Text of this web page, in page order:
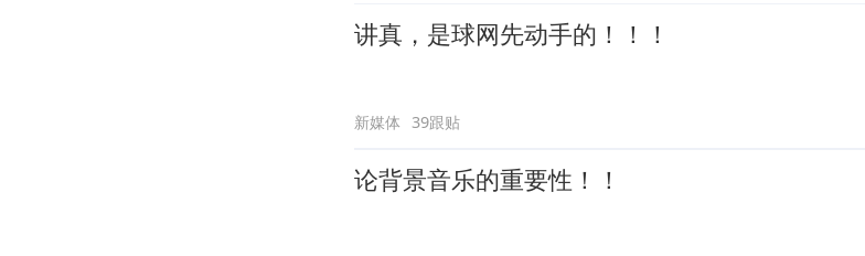
讲真，是球网先动手的！！！
新媒体 39跟贴
论背景音乐的重要性！！